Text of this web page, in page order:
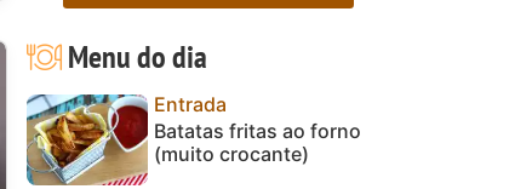
Menu do dia
Entrada
Batatas fritas ao forno
(muito crocante)